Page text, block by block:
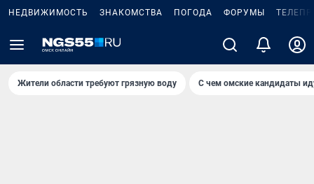
НЕДВИЖИМОСТЬ ЗНАКОМСТВА ПОГОДА ФОРУМЫ
Жители области требуют грязную воду С чем омские кандидаты